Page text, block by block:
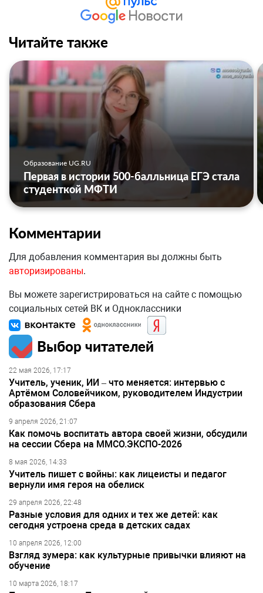
Читайте также
Образование UG.RU
Первая в истории 500-балльница ЕГЭ стала
студенткой МФТИ
Комментарии
Для добавления комментария вы должны быть
авторизированы.
Вы можете зарегистрироваться на сайте с помощью
социальных сетей ВК и Одноклассники
Выбор читателей
22 мая 2026, 17:17
Учитель, ученик, ИИ – что меняется: интервью с
Артёмом Соловейчиком, руководителем Индустрии
образования Сбера
9 апреля 2026, 21:07
Как помочь воспитать автора своей жизни, обсудили
на сессии Сбера на ММСО.ЭКСПО-2026
8 мая 2026, 14:33
Учитель пишет с войны: как лицеисты и педагог
вернули имя героя на обелиск
29 апреля 2026, 22:48
Разные условия для одних и тех же детей: как
сегодня устроена среда в детских садах
10 апреля 2026, 12:00
Взгляд зумера: как культурные привычки влияют на
обучение
10 марта 2026, 18:17